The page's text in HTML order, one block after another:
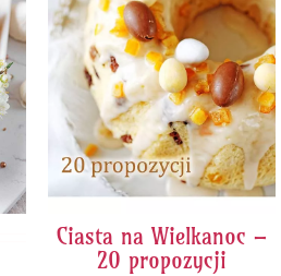
Ciasta na Wielkanoc –
20 propozycji